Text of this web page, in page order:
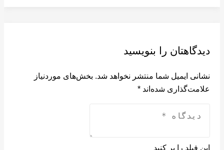
دیدگاهتان را بنویسید
نشانی ایمیل شما منتشر نخواهد شد. بخش‌های موردنیاز
علامت‌گذاری شده‌اند *
این فیلد را پر کنید